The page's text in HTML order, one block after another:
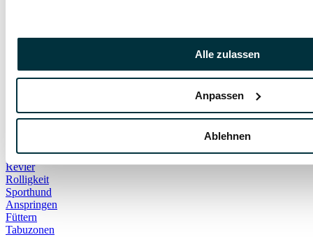
Alle zulassen
Anpassen
Ablehnen
Lungenwürmer
Begleithund
Zweithund
Pubertät
Revier
Rolligkeit
Sporthund
Anspringen
Füttern
Tabuzonen